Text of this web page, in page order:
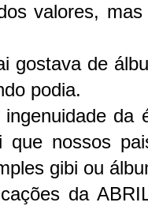
valores,
gostava de
podia.
da
que nossos
gibi ou
da